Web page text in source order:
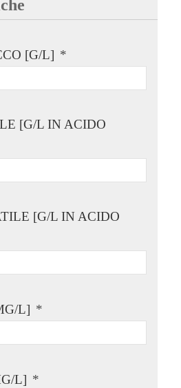
[G/L] *
[G/L IN ACIDO
[G/L IN ACIDO
L] *
L] *